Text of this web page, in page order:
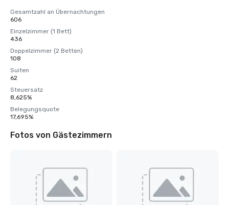
Gesamtzahl an Übernachtungen
606
Einzelzimmer (1 Bett)
436
Doppelzimmer (2 Betten)
108
Suiten
62
Steuersatz
8,625%
Belegungsquote
17,695%
Fotos von Gästezimmern